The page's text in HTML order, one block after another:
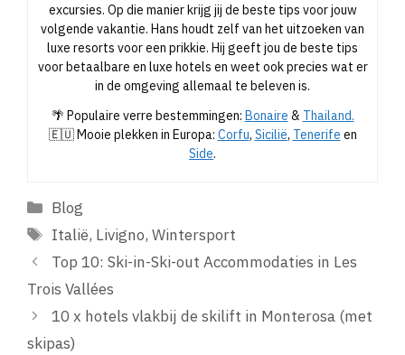
excursies. Op die manier krijg jij de beste tips voor jouw
volgende vakantie. Hans houdt zelf van het uitzoeken van
luxe resorts voor een prikkie. Hij geeft jou de beste tips
voor betaalbare en luxe hotels en weet ook precies wat er
in de omgeving allemaal te beleven is.
🌴 Populaire verre bestemmingen: Bonaire & Thailand.
🇪🇺 Mooie plekken in Europa: Corfu, Sicilië, Tenerife en
Side.
Categorieën
Blog
Tags
Italië, Livigno,Wintersport
Top 10: Ski-in-Ski-out Accommodaties in Les
Trois Vallées
10 x hotels vlakbij de skilift in Monterosa (met
skipas)